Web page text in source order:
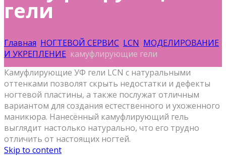
гели
Главная НОГТЕВОЙ СЕРВИС LCN МОДЕЛИРОВАНИЕ
И УКРЕПЛЕНИЕ камуфлирующие гели
Камуфлирующие УФ гели LCN с натуральными
оттенками позволят скрыть недостатки и дефекты
ногтевой пластины, а также послужат отличным
вариантом для создания естественного и ухоженного
маникюра. Нанесённый камуфлирующий гель
выглядит настолько натурально, что его трудно
отличить от настоящих ногтей.
Skip to content